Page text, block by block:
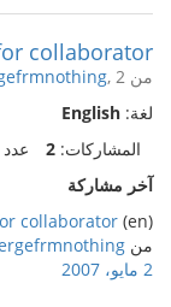
collaborator :)
من , 2 مايو، 2007
لغة: English
المشاركات: 2
آخر مشاركة
(en)
collaborator :)
من
2 مايو، 2007